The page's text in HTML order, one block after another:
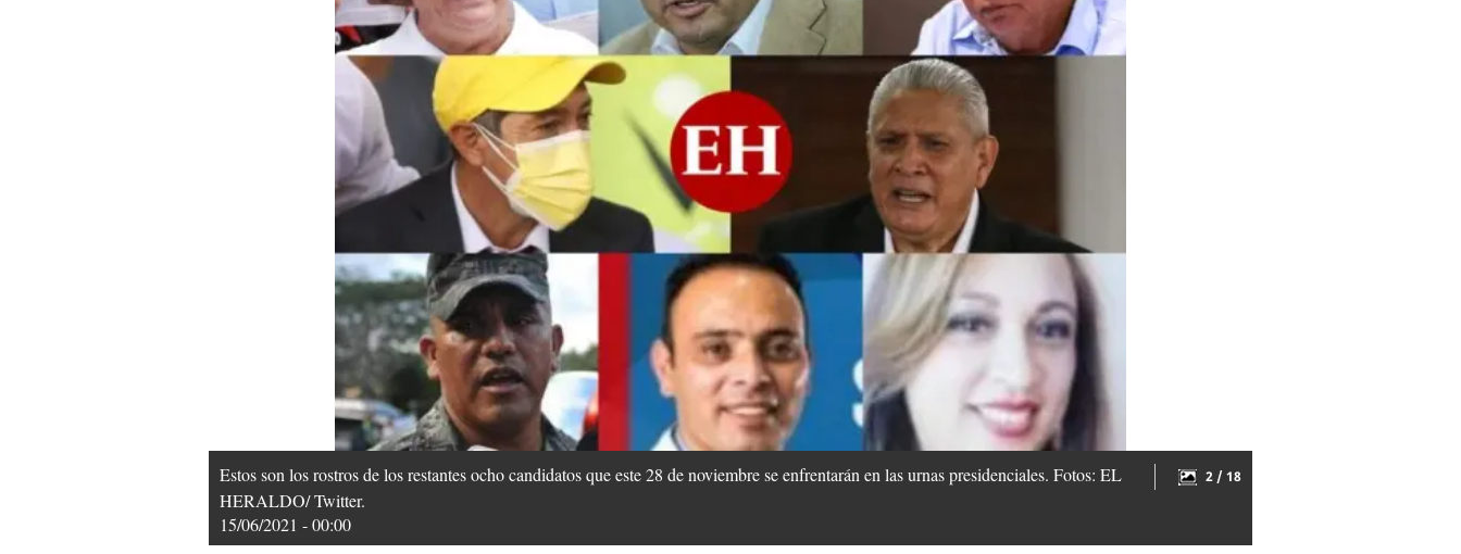
Estos son los rostros de los restantes ocho candidatos que este 28 de noviembre se enfrentarán en las urnas presidenciales. Fotos: EL
HERALDO/ Twitter.
15/06/2021 - 00:00
2 / 18